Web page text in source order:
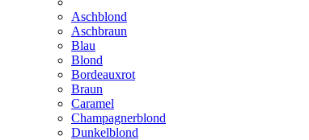
Aschblond
Aschbraun
Blau
Blond
Bordeauxrot
Braun
Caramel
Champagnerblond
Dunkelblond